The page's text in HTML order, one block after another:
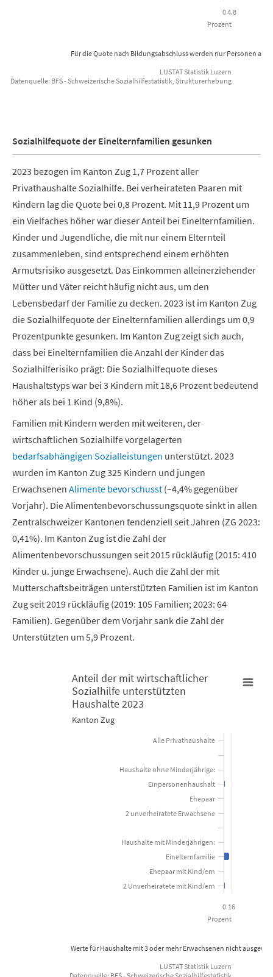
Für die Quote nach Bildungsabschluss werden nur Personen ab
Prozent
04.8
LUSTAT Statistik Luzern
Datenquelle: BFS - Schweizerische Sozialhilfestatistik, Strukturerhebung
Sozialhilfequote der Einelternfamilien gesunken
2023 bezogen im Kanton Zug 1,7 Prozent aller
Privathaushalte Sozialhilfe. Bei verheirateten Paaren mit
Kindern lag die Quote bei 0,8 Prozent. Mit 11,9 Prozent um
ein Vielfaches höher war dieser Anteil bei Einelternfamilien.
Kinder und Jugendliche, die mit nur einem Elternteil
zusammenleben, sind entsprechend einem erhöhten
Armutsrisiko ausgesetzt. Das Einkommen alleinerziehender
Mütter und Väter reicht häufig nicht aus, um den
Lebensbedarf der Familie zu decken. 2023 ist im Kanton Zug
die Sozialhilfequote der Einelternfamilien allerdings um 0,9
Prozentpunkte gesunken. Im Kanton Zug zeigt sich auch,
dass bei Einelternfamilien die Anzahl der Kinder das
Sozialhilferisiko prägt: Die Sozialhilfequote dieses
Haushaltstyps war bei 3 Kindern mit 18,6 Prozent bedeutend
höher als bei 1 Kind (9,8%).
Familien mit Kindern werden mit weiteren, der
wirtschaftlichen Sozialhilfe vorgelagerten
bedarfsabhängigen Sozialleistungen unterstützt. 2023
wurden im Kanton Zug 325 Kindern und jungen
Erwachsenen Alimente bevorschusst (–4,4% gegenüber
Vorjahr). Die Alimentenbevorschussungsquote sinkt in allen
Zentralschweizer Kantonen tendenziell seit Jahren (ZG 2023:
0,41%). Im Kanton Zug ist die Zahl der
Alimentenbevorschussungen seit 2015 rückläufig (2015: 410
Kinder u. junge Erwachsene). Auch die Zahl der mit
Mutterschaftsbeiträgen unterstützten Familien ist im Kanton
Zug seit 2019 rückläufig (2019: 105 Familien; 2023: 64
Familien). Gegenüber dem Vorjahr sank die Zahl der
Unterstützten um 5,9 Prozent.
Anteil der mit wirtschaftlicher Sozialhilfe unterstützten
View as data table, Anteil der mit wirtschaftlicher
The chart has 1 Y axis displaying Prozent. Data ranges from 0.2
Werte für Haushalte mit 3 oder mehr Erwachsenen nicht
Prozent
Anteil der mit wirtschaftlicher
Sozialhilfe unterstützten
Haushalte 2023
Kanton Zug
0 16
2 Unverheiratete mit Kind/ern
Ehepaar mit Kind/ern
Einelternfamilie
Haushalte mit Minderjährigen:
2 unverheiratete Erwachsene
Ehepaar
Einpersonenhaushalt
Haushalte ohne Minderjährige:
Alle Privathaushalte
LUSTAT Statistik Luzern